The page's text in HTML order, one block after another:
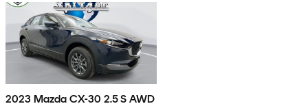
2023 Mazda CX-30 2.5 S AWD